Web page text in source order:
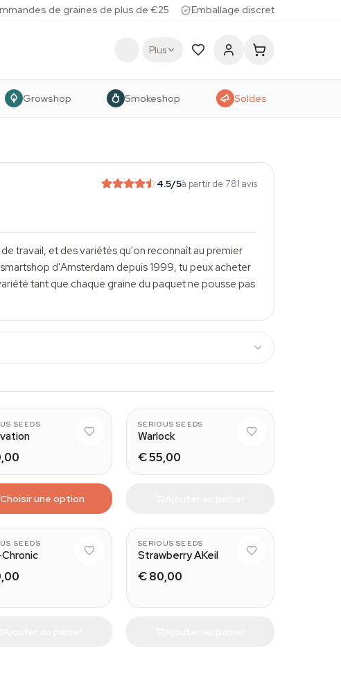
de graines de plus de €25 Emballage discret
Plus
Growshop Smokeshop Soldes
4.5/5à partir de 781 avis
travail, et des variétés qu'on reconnaît au premier
d'Amsterdam depuis 1999, tu peux acheter
tant que chaque graine du paquet ne pousse pas
SEEDS
Choisir une option
11
SERIOUS SEEDS
Warlock
€ 55,00
SEEDS SERIOUS SEEDS
Strawberry AKeil
€ 80,00